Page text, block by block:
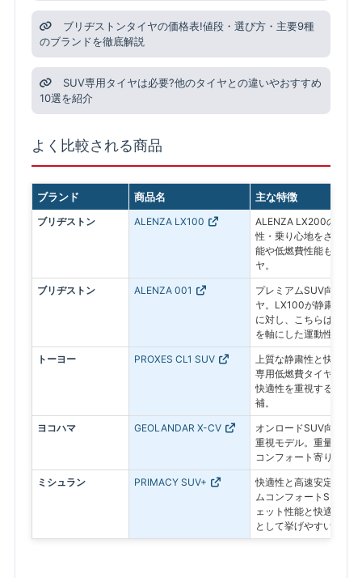
ブリヂストンタイヤの価格表!値段・選び方・主要9種
のブランドを徹底解説
SUV専用タイヤは必要?他のタイヤとの違いやおすすめ
10選を紹介
よく比較される商品
ブランド 商品名 主な特徴
ブリヂストン ALENZA LX100
ALENZA LX200の前型
性・乗り心地をさらに
能や低燃費性能も進化
ヤ。
ブリヂストン ALENZA 001
プレミアムSUV向けの
ヤ。LX100が静粛性・
に対し、こちらはドラ
を軸にした運動性能重
トーヨー PROXES CL1 SUV
上質な静粛性と快適性
専用低燃費タイヤ。静
快適性を重視するユー
補。
ヨコハマ GEOLANDAR X-CV
オンロードSUV向けの
重視モデル。重量級
コンフォート寄りの比
ミシュラン PRIMACY SUV+
快適性と高速安定性を
ムコンフォートSUVタ
ェット性能と快適性を
として挙げやすいモデ